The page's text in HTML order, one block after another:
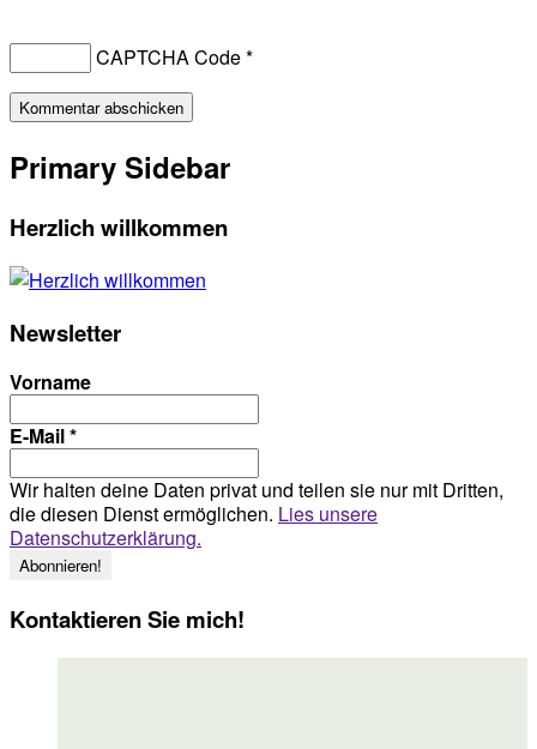
CAPTCHA Code*
Primary Sidebar
Herzlich willkommen
Newsletter
Vorname
E-Mail*
Wir halten deine Daten privat und teilen sie nur mit Dritten,
die diesen Dienst ermöglichen. Lies unsere
Datenschutzerklärung.
Kontaktieren Sie mich!